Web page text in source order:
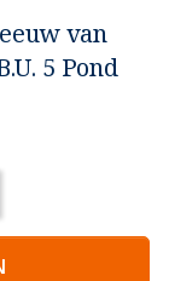
van
5 Pond